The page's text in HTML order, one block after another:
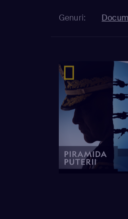
Genuri: